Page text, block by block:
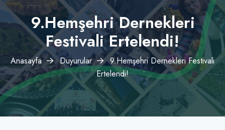
9.Hemşehri Dernekleri
Festivali Ertelendi!
Anasayfa Duyurular
9.Hemşehri Dernekleri Festivali
Ertelendi!